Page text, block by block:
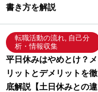
書き方を解説
転職活動の流れ, 自己分
析・情報収集
平日休みはやめとけ？メ
リットとデメリットを徹
底解説【土日休みとの違